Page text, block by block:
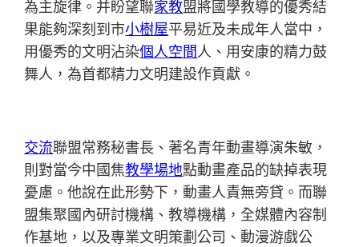
為主旋律。并盼望聯家教盟將國學教導的優秀結
果能夠深刻到市小樹屋平易近及未成年人當中，
用優秀的文明沾染個人空間人、用安康的精力鼓
舞人，為首都精力文明建設作貢獻。
交流聯盟常務秘書長、著名青年動畫導演朱敏，
則對當今中國焦教學場地點動畫產品的缺掉表現
憂慮。他說在此形勢下，動畫人責無旁貸。而聯
盟集聚國內研討機構、教導機構，全媒體內容制
作基地，以及專業文明策劃公司、動漫游戲公